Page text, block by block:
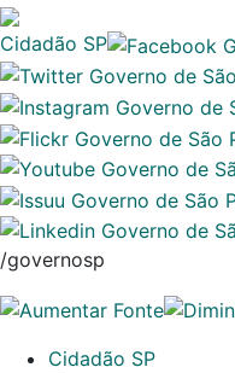
Cidadão SP
/governosp
Cidadão SP